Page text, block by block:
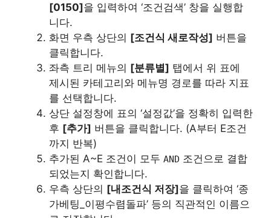
[0150]을 입력하여 ‘조건검색’ 창을 실행합
니다.
화면 우측 상단의 [조건식 새로작성] 버튼을
클릭합니다.
좌측 트리 메뉴의 [분류별] 탭에서 위 표에
제시된 카테고리와 메뉴명 경로를 따라 지표
를 선택합니다.
상단 설정창에 표의 ‘설정값’을 정확히 입력한
후 [추가] 버튼을 클릭합니다. (A부터 E조건
까지 반복)
추가된 A~E 조건이 모두 AND 조건으로 결합
되었는지 확인합니다.
우측 상단의 [내조건식 저장]을 클릭하여 ‘종
가베팅_이평수렴돌파’ 등의 직관적인 이름으